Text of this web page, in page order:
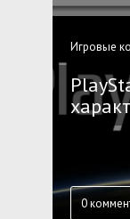
Игровые
0